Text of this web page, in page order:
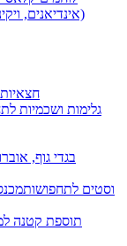
(אינדיאנים,
גלימות ושכמיות
בגדי גוף,
וסטים לתחפושות
תוספת קטנה